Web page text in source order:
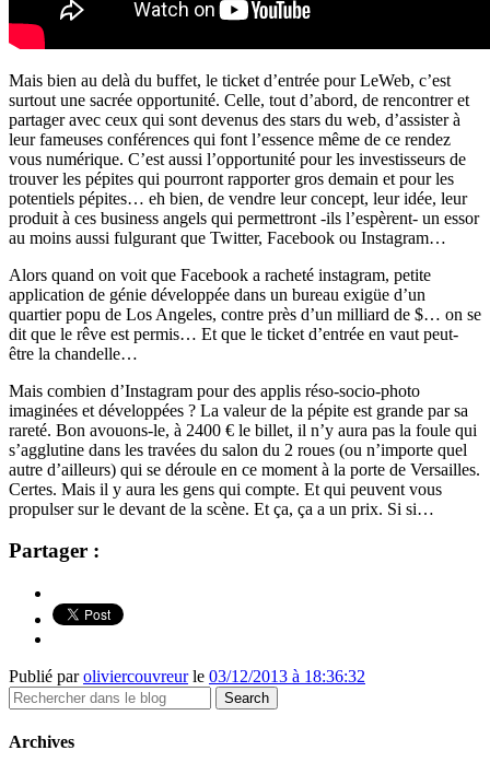
Mais bien au delà du buffet, le ticket d’entrée pour LeWeb, c’est
surtout une sacrée opportunité. Celle, tout d’abord, de rencontrer et
partager avec ceux qui sont devenus des stars du web, d’assister à
leur fameuses conférences qui font l’essence même de ce rendez
vous numérique. C’est aussi l’opportunité pour les investisseurs de
trouver les pépites qui pourront rapporter gros demain et pour les
potentiels pépites… eh bien, de vendre leur concept, leur idée, leur
produit à ces business angels qui permettront -ils l’espèrent- un essor
au moins aussi fulgurant que Twitter, Facebook ou Instagram…
Alors quand on voit que Facebook a racheté instagram, petite
application de génie développée dans un bureau exigüe d’un
quartier popu de Los Angeles, contre près d’un milliard de $… on se
dit que le rêve est permis… Et que le ticket d’entrée en vaut peut-
être la chandelle…
Mais combien d’Instagram pour des applis réso-socio-photo
imaginées et développées ? La valeur de la pépite est grande par sa
rareté. Bon avouons-le, à 2400 € le billet, il n’y aura pas la foule qui
s’agglutine dans les travées du salon du 2 roues (ou n’importe quel
autre d’ailleurs) qui se déroule en ce moment à la porte de Versailles.
Certes. Mais il y aura les gens qui compte. Et qui peuvent vous
propulser sur le devant de la scène. Et ça, ça a un prix. Si si…
Partager :
Publié paroliviercouvreurle 03/12/2013 à 18:36:32
Archives